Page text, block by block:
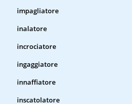
impagliatore
inalatore
incrociatore
ingaggiatore
innaffiatore
inscatolatore